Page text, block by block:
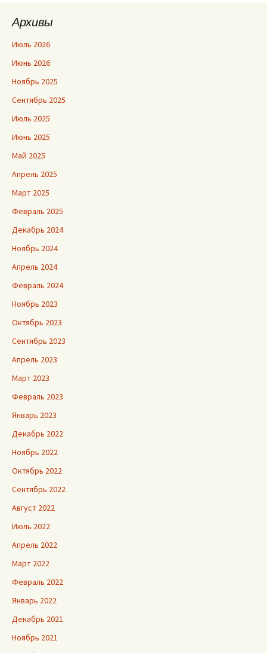
Архивы
Июль 2026
Июнь 2026
Ноябрь 2025
Сентябрь 2025
Июль 2025
Июнь 2025
Май 2025
Апрель 2025
Март 2025
Февраль 2025
Декабрь 2024
Ноябрь 2024
Апрель 2024
Февраль 2024
Ноябрь 2023
Октябрь 2023
Сентябрь 2023
Апрель 2023
Март 2023
Февраль 2023
Январь 2023
Декабрь 2022
Ноябрь 2022
Октябрь 2022
Сентябрь 2022
Август 2022
Июль 2022
Апрель 2022
Март 2022
Февраль 2022
Январь 2022
Декабрь 2021
Ноябрь 2021